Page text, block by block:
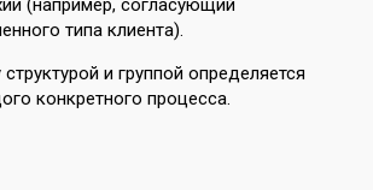
типа клиента).
и группой определяется
конкретного процесса.